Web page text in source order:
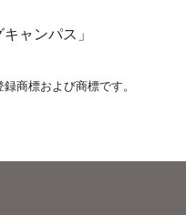
ャンパス」
商標および商標です。